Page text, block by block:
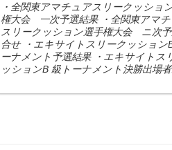
・全関東アマチュアスリークッショ
権大会 一次予選結果 ・全関東アマ
スリークッション選手権大会 ニ次
合せ ・エキサイトスリークッション
ーナメント予選結果 ・エキサイトス
ッションB 級トーナメント決勝出場者